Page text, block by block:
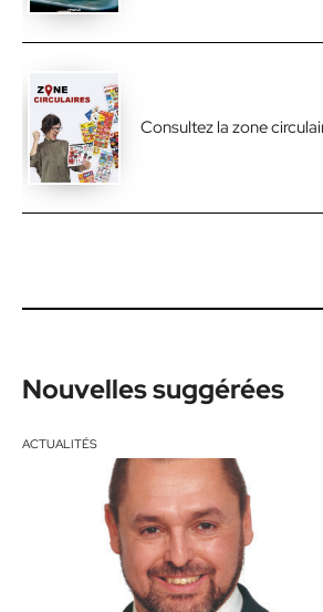
Consultez la zone
Nouvelles suggérées
ACTUALITÉS